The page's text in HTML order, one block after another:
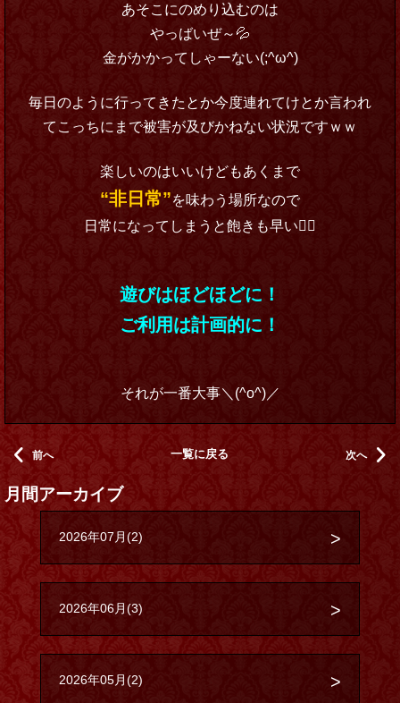
あそこにのめり込むのは
やっばいぜ～💦
金がかかってしゃーない(;^ω^)
毎日のように行ってきたとか今度連れてけとか言われ
てこっちにまで被害が及びかねない状況ですｗｗ
楽しいのはいいけどもあくまで
“非日常”を味わう場所なので
日常になってしまうと飽きも早い🤷‍♂️
遊びはほどほどに！
ご利用は計画的に！
それが一番大事＼(^o^)／
前へ 一覧に戻る 次へ
月間アーカイブ
2026年07月(2)
2026年06月(3)
2026年05月(2)